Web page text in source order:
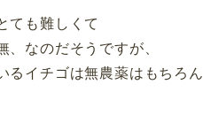
ても難しくて
、なのだそうですが、
るイチゴは無農薬はもちろん